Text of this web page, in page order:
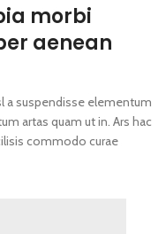
morbi
aenean
a suspendisse elementum
artas quam ut in. Ars hac
commodo curae